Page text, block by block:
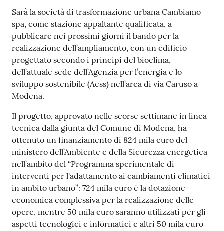
Contenuto
Sarà la società di trasformazione urbana Cambiamo
spa, come stazione appaltante qualificata, a
pubblicare nei prossimi giorni il bando per la
realizzazione dell’ampliamento, con un edificio
progettato secondo i principi del bioclima,
dell’attuale sede dell’Agenzia per l’energia e lo
sviluppo sostenibile (Aess) nell’area di via Caruso a
Modena.
Il progetto, approvato nelle scorse settimane in linea
tecnica dalla giunta del Comune di Modena, ha
ottenuto un finanziamento di 824 mila euro del
ministero dell’Ambiente e della Sicurezza energetica
nell’ambito del “Programma sperimentale di
interventi per l'adattamento ai cambiamenti climatici
in ambito urbano”: 724 mila euro è la dotazione
economica complessiva per la realizzazione delle
opere, mentre 50 mila euro saranno utilizzati per gli
aspetti tecnologici e informatici e altri 50 mila euro